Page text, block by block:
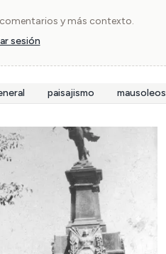
y más contexto.
sesión
paisajismo mausoleos